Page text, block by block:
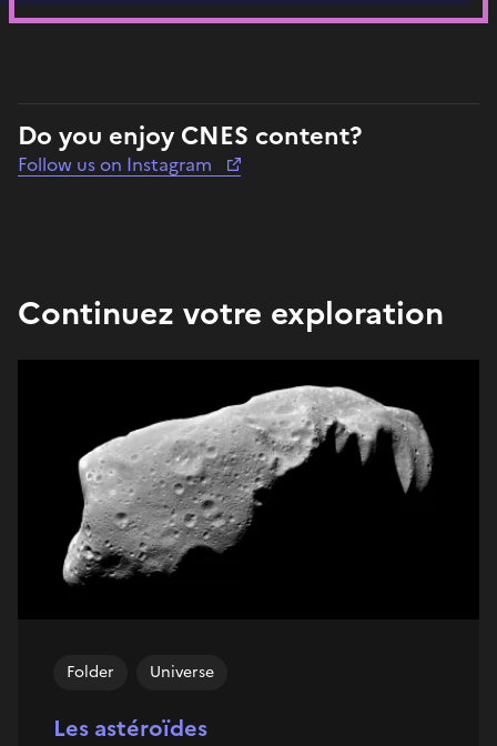
Do you enjoy CNES content?
Follow us on Instagram
Continuez votre exploration
Les astéroïdes
Folder Universe